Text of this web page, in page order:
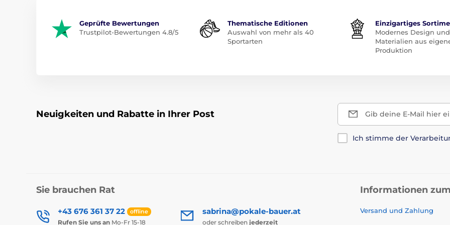
Geprüfte Bewertungen
Trustpilot-Bewertungen 4.8/5
Thematische Editionen
Auswahl von mehr als 40
Sportarten
Einzigartiges
Modernes Design und
Materialien aus
Produktion
Neuigkeiten und Rabatte in Ihrer Post Gib deine E-Mail hier
Ich stimme der
Sie brauchen Rat
+43 676 361 37 22 offline
Rufen Sie uns an Mo-Fr 15-18
sabrina@pokale-bauer.at
oder schreiben jederzeit
Informationen
Versand und Zahlung